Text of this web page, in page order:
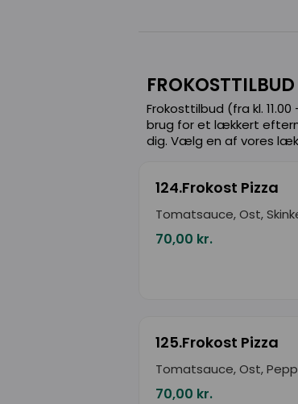
FROKOSTTILBUD
Frokosttilbud (fra kl.
brug for et lækkert
dig. Vælg en af vores
124.Frokost Pizza
Tomatsauce, Ost,
70,00 kr.
125.Frokost Pizza
Tomatsauce, Ost,
70,00 kr.